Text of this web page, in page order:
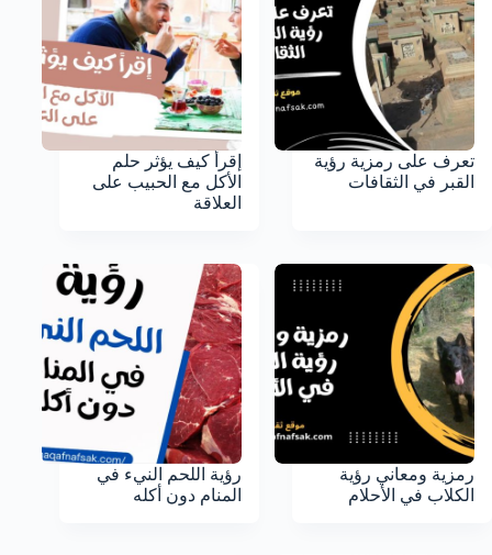
تعرف على رمزية رؤية
القبر في الثقافات
إقرأ كيف يؤثر حلم
الأكل مع الحبيب على
العلاقة
رمزية ومعاني رؤية
الكلاب في الأحلام
رؤية اللحم النيء في
المنام دون أكله